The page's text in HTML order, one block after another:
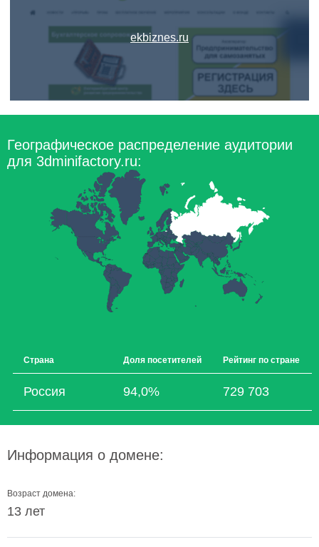
ekbiznes.ru
Географическое распределение аудитории
для 3dminifactory.ru:
Страна Доля посетителей Рейтинг по стране
Россия 94,0% 729 703
Информация о домене:
Возраст домена:
13 лет